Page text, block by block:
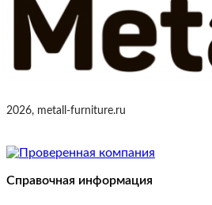
2026, metall-furniture.ru
Справочная информация